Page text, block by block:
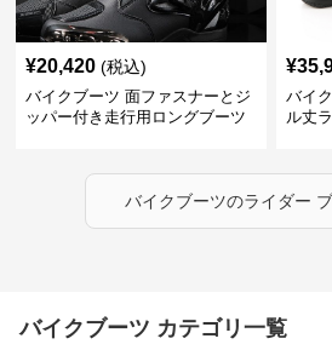
¥20,420 (税込)
バイクブーツ 面ファスナーとジ
ッパー付き走行用ロングブーツ
¥
バイ
ル丈
バイクブーツのライダー
バイクブーツ カテゴリ一覧